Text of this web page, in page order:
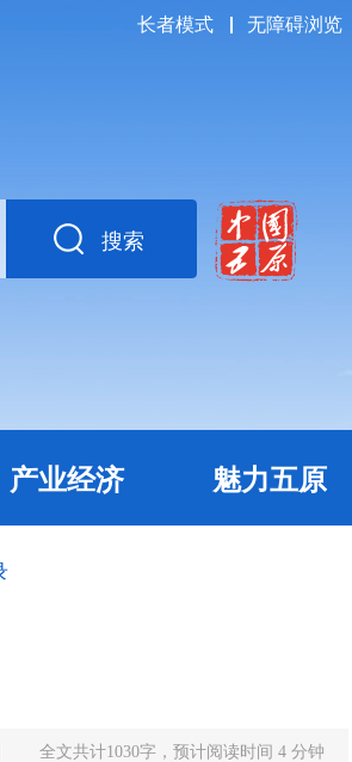
长者模式 无障碍浏览
搜索
产业经济 魅力五原
全文共计1030字，预计阅读时间 4 分钟